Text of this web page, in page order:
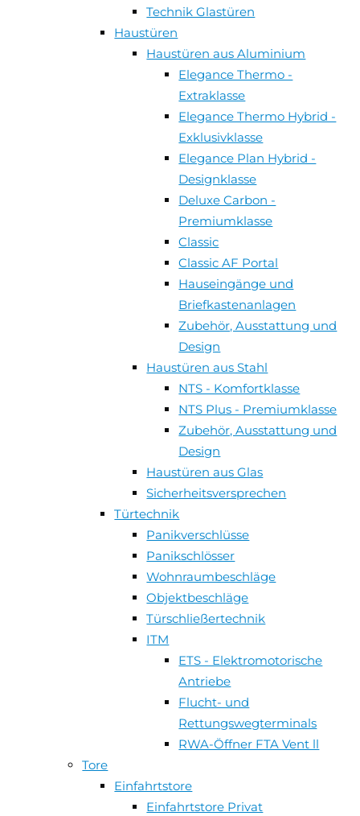
Technik Glastüren
Haustüren
Haustüren aus Aluminium
Elegance Thermo -
Extraklasse
Elegance Thermo Hybrid -
Exklusivklasse
Elegance Plan Hybrid -
Designklasse
Deluxe Carbon -
Premiumklasse
Classic
Classic AF Portal
Hauseingänge und
Briefkastenanlagen
Zubehör, Ausstattung und
Design
Haustüren aus Stahl
NTS - Komfortklasse
NTS Plus - Premiumklasse
Zubehör, Ausstattung und
Design
Haustüren aus Glas
Sicherheitsversprechen
Türtechnik
Panikverschlüsse
Panikschlösser
Wohnraumbeschläge
Objektbeschläge
Türschließertechnik
ITM
ETS - Elektromotorische
Antriebe
Flucht- und
Rettungswegterminals
RWA-Öffner FTA Vent ll
Tore
Einfahrtstore
Einfahrtstore Privat